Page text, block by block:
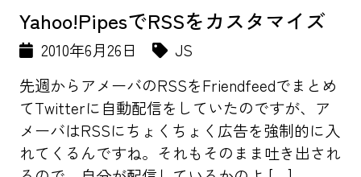
Yahoo!PipesでRSSをカスタマイズ
2010年6月26日
JS
先週からアメーバのRSSをFriendfeedでまとめ
てTwitterに自動配信をしていたのですが、ア
メーバはRSSにちょくちょく広告を強制的に入
れてくるんですね。それもそのまま吐き出され